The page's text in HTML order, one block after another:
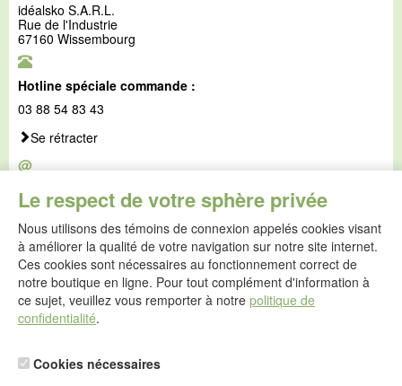
Le respect de votre sphère privée
Nous utilisons des témoins de connexion appelés cookies visant
à améliorer la qualité de votre navigation sur notre site internet.
Ces cookies sont nécessaires au fonctionnement correct de
notre boutique en ligne. Pour tout complément d'information à
ce sujet, veuillez vous remporter à notre politique de
confidentialité.
Cookies nécessaires
idéalsko S.A.R.L.
Rue de l'Industrie
67160 Wissembourg
Hotline spéciale commande :
03 88 54 83 43
Se rétracter
@
service@idealsko.fr
@
Formulaire de contact
Aller au formulaire de contact